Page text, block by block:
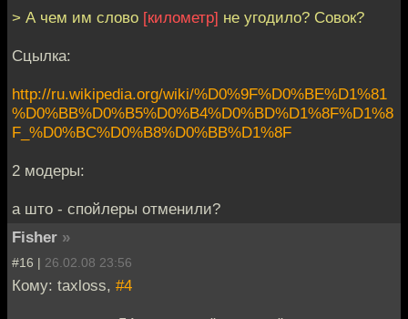
> А чем им слово [километр] не угодило? Совок?
Сцылка:
http://ru.wikipedia.org/wiki/%D0%9F%D0%BE%D1%81
%D0%BB%D0%B5%D0%B4%D0%BD%D1%8F%D1%8
F_%D0%BC%D0%B8%D0%BB%D1%8F
2 модеры:
а што - спойлеры отменили?
Fisher »
#16 | 26.02.08 23:56
Кому: taxloss, #4